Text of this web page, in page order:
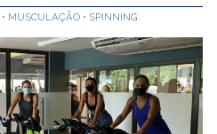
MUSCULAÇÃO SPINNING